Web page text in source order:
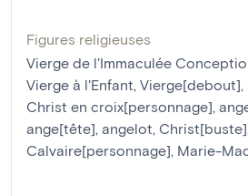
Figures religieuses
Vierge de l'Immaculée
Vierge à l'Enfant Vierge[debout]
Christ en croix[personnage]
ange[tête] angelot Christ[buste]
Calvaire[personnage] Marie-